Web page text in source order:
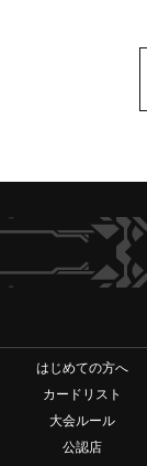
はじめての方へ
カードリスト
大会ルール
公認店